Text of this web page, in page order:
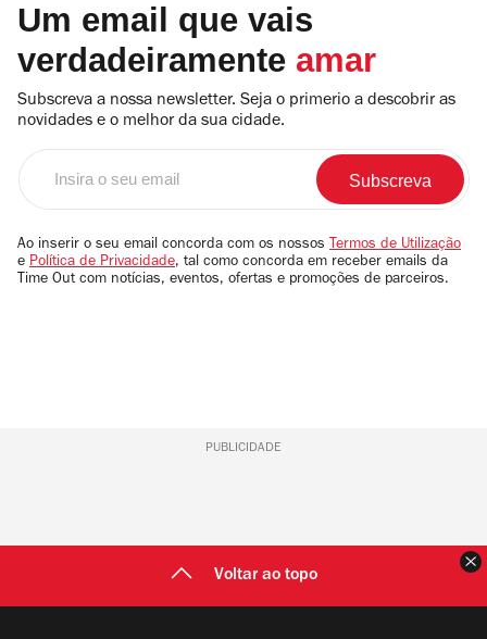
Um email que vais
verdadeiramente amar
Subscreva a nossa newsletter. Seja o primerio a descobrir as
novidades e o melhor da sua cidade.
email
Ao inserir o seu email concorda com os nossos Termos de Utilização
e Política de Privacidade, tal como concorda em receber emails da
Time Out com notícias, eventos, ofertas e promoções de parceiros.
PUBLICIDADE
Voltar ao topo